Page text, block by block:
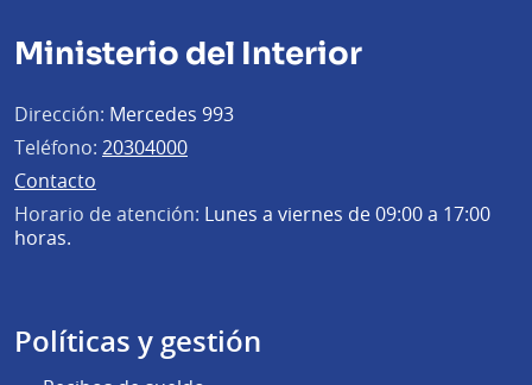
Ministerio del Interior
Dirección: Mercedes 993
Teléfono: 20304000
Contacto
Horario de atención: Lunes a viernes de 09:00 a 17:00
horas.
Políticas y gestión